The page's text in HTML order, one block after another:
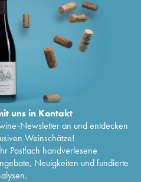
uns in Kontakt
Newsletter an und entdecken
Weinschätze!
Postfach handverlesene
Neuigkeiten und fundierte